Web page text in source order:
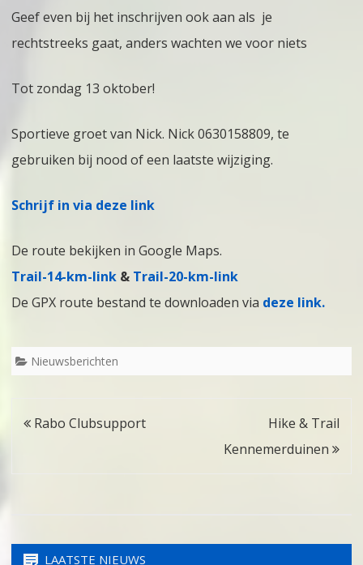
Geef even bij het inschrijven ook aan als je
rechtstreeks gaat, anders wachten we voor niets
Tot zondag 13 oktober!
Sportieve groet van Nick. Nick 0630158809, te
gebruiken bij nood of een laatste wijziging.
Schrijf in via deze link
De route bekijken in Google Maps.
Trail-14-km-link & Trail-20-km-link
De GPX route bestand te downloaden via deze link.
Nieuwsberichten
Bericht
Rabo Clubsupport
Hike & Trail
Kennemerduinen
LAATSTE NIEUWS